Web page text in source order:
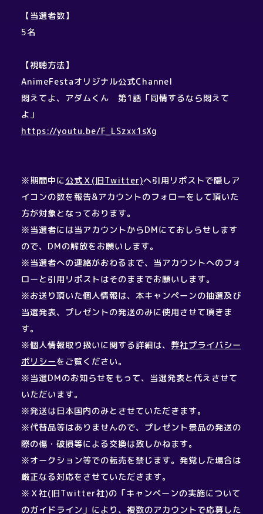
【当選者数】
5名
【視聴方法】
AnimeFestaオリジナル公式Channel
悶えてよ、アダムくん 第1話「同情するなら悶えて
よ」
https://youtu.be/F_LSzxx1sXg
※期間中に公式Ｘ(旧Twitter)へ引用リポストで隠しア
イコンの数を報告&アカウントのフォローをして頂いた
方が対象となっております。
※当選者には当アカウントからDMにておしらせします
ので、DMの解放をお願いします。
※当選者への連絡がおわるまで、当アカウントへのフォ
ローと引用リポストはそのままでお願いします。
※お送り頂いた個人情報は、本キャンペーンの抽選及び
当選発表、プレゼントの発送のみに使用させて頂きま
す。
※個人情報取り扱いに関する詳細は、 弊社プライバシー
ポリシーをご覧ください。
※当選DMのお知らせをもって、当選発表と代えさせて
いただいます。
※発送は日本国内のみとさせていただきます。
※代替品等はありませんので、プレゼント景品の発送の
際の傷・破損等による交換は致しかねます。
※オークション等での転売を禁じます。発覚した場合は
厳正なる対応をさせていただきます。
※Ｘ社(旧Twitter社)の「キャンペーンの実施について
のガイドライン」により、複数のアカウントで応募した